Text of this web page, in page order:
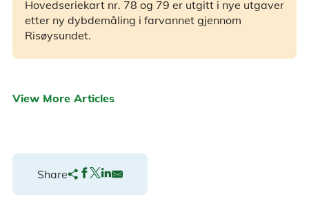
Hovedseriekart nr. 78 og 79 er utgitt i nye utgaver
etter ny dybdemåling i farvannet gjennom
Risøysundet.
View More Articles
Share